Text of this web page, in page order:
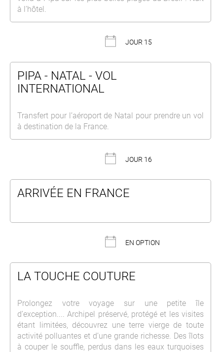
à l’hôtel.
JOUR 15
PIPA - NATAL - VOL
INTERNATIONAL
Transfert pour l’aéroport de Natal pour prendre un vol
à destination de la France.
JOUR 16
ARRIVÉE EN FRANCE
EN OPTION
LA TOUCHE COUTURE
Prolongez votre voyage sur une petite île
d’exception.... Archipel préservé, protégé et les visites
étant limitées, découvrez une terre vierge de toute
activité polluantes et d’une grande richesse. Des îlots
à couper le souffle, perdus dans les eaux turquoises